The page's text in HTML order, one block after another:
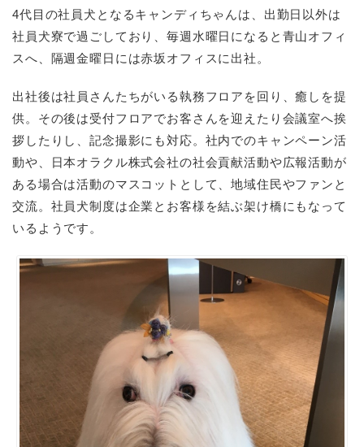
4代目の社員犬となるキャンディちゃんは、出勤日以外は
社員犬寮で過ごしており、毎週水曜日になると青山オフィ
スへ、隔週金曜日には赤坂オフィスに出社。
出社後は社員さんたちがいる執務フロアを回り、癒しを提
供。その後は受付フロアでお客さんを迎えたり会議室へ挨
拶したりし、記念撮影にも対応。社内でのキャンペーン活
動や、日本オラクル株式会社の社会貢献活動や広報活動が
ある場合は活動のマスコットとして、地域住民やファンと
交流。社員犬制度は企業とお客様を結ぶ架け橋にもなって
いるようです。